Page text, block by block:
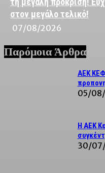
στον μεγάλο τελικό!
07/08/2026
Παρόμοια Άρθρα
ΑΕΚ
05/
Η ΑΕΚ
30/